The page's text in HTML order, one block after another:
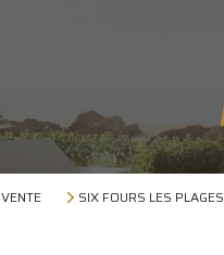
VENTE SIX FOURS LES PLAGES